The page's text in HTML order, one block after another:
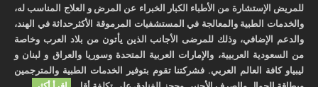
للمريض الإستشارة من الأطباء الكبار الخبراء عن المرض و العلاج المناسب له،
والخدمات الطبية والمعالجة في المستشفيات المرموقة الأكثرحداثة في الهند،
والدعم الإضافي، وذلك للمرضى الأجانب الذين يأتون من بلاد العرب وخاصة
من السعودية العربيية، والإمارات العربية المتحدة وسوريا والعراق و لبنان و
ليبياو كافة العالم العربي. فشركتنا تقوم بتوفير الخدمات الطبية والمترجمين